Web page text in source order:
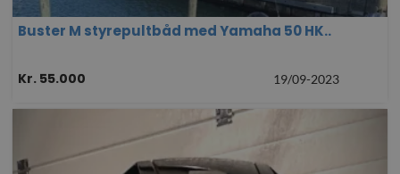
Buster M styrepultbåd med Yamaha 50 HK..
Kr. 55.000 19/09-2023